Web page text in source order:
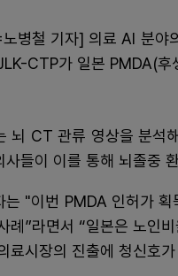
병철 기자] 의료 AI 분야
CTP가 일본 PMDA(후
뇌 CT 관류 영상을 분석
사들이 이를 통해 뇌졸중
는 "이번 PMDA 인허가
례”라면서 “일본은 노인
료시장의 진출에 청신호